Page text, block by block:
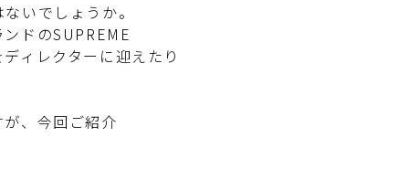
いでしょうか。
ドのSUPREME
ィレクターに迎えたり
、今回ご紹介